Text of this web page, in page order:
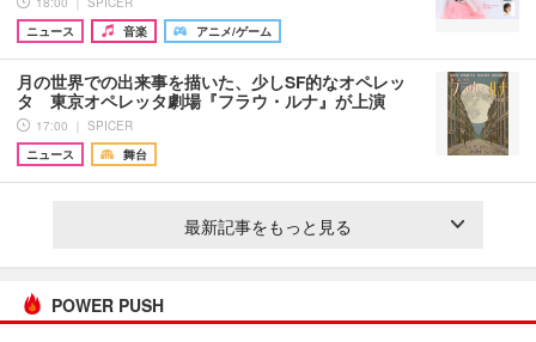
ニュース
音楽 アニメ/ゲーム
月の世界での出来事を描いた、少しSF的なオペレッ
タ 東京オペレッタ劇場『フラウ・ルナ』が上演
17:00 ｜ SPICER
ニュース
舞台
最新記事をもっと見る
POWER PUSH